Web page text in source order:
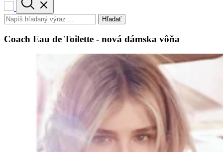
Hľadať
Coach Eau de Toilette - nová dámska vôňa